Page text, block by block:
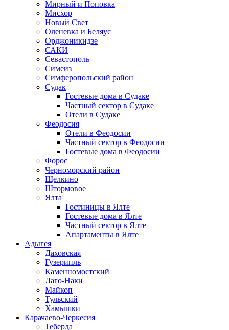
Мирный и Поповка
Мисхор
Новый Свет
Оленевка и Беляус
Орджоникидзе
САКИ
Севастополь
Симеиз
Симферопольский район
Судак
Гостевые дома в Судаке
Частный сектор в Судаке
Отели в Судаке
Феодосия
Отели в Феодосии
Частный сектор в Феодосии
Гостевые дома в Феодосии
Форос
Черноморский район
Щелкино
Штормовое
Ялта
Гостиницы в Ялте
Гостевые дома в Ялте
Частный сектор в Ялте
Апартаменты в Ялте
Адыгея
Даховская
Гузерипль
Каменномостский
Лаго-Наки
Майкоп
Тульский
Хамышки
Карачаево-Черкесия
Теберда